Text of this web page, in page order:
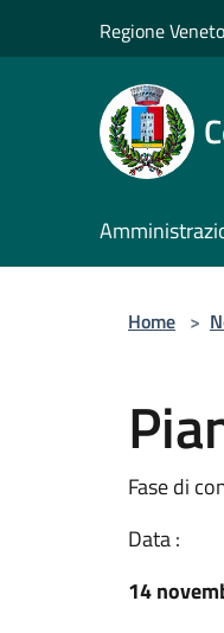
Regione Veneto
Home >
Fase di
Data :
14